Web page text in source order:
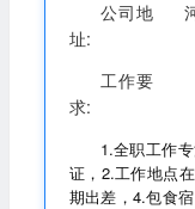
公司地
址:
工作要
求:
1.全职工作
证，2.工作地点
期出差，4.包食